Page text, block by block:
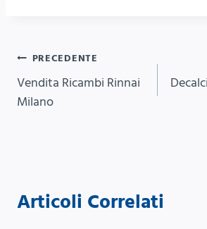
Navigazione
articoli
PRECEDENTE
Vendita Ricambi Rinnai
Milano
Articoli Correlati